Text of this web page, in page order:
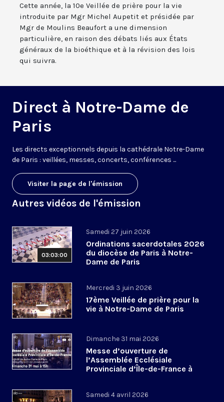
Cette année, la 10e Veillée de prière pour la vie
introduite par Mgr Michel Aupetit et présidée par
Mgr de Moulins Beaufort a une dimension
particulière, en raison des débats liés aux États
généraux de la bioéthique et à la révision des lois
qui suivra.
Direct à Notre-Dame de
Paris
Les directs exceptionnels depuis la cathédrale Notre-Dame
de Paris : veillées, messes, concerts, conférences ...
Visiter la page de l'émission
Autres vidéos de l'émission
03:03:00
Samedi 27 juin 2026
Ordinations sacerdotales 2026
du diocèse de Paris à Notre-
Dame de Paris
Mercredi 3 juin 2026
17ème Veillée de prière pour la
vie à Notre-Dame de Paris
Dimanche 31 mai 2026
Messe d’ouverture de
l’Assemblée Ecclésiale
Provinciale d’Île-de-France à
Samedi 4 avril 2026